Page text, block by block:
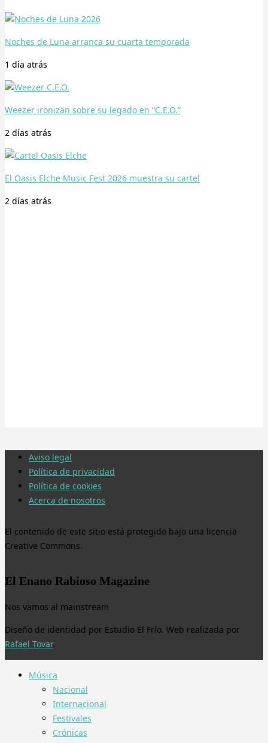
Noches de Luna arranca su cuarta temporada
1 día atrás
Weezer ironizan sobre su legado en “C.E.O.”
2 días atrás
El Oasis Elche Music Fest 2026 muestra su cartel
2 días atrás
Aviso legal
Política de privacidad
Política de cookies
Acerca de nosotros
El contenido de este sitio está protegido bajo una licencia
Creative Commons.
El Enano Rabioso Magazine
Nos vamos al mainstream
Diseño de identidad por Estudio El Frío. Web realizada por
Rafael Tovar.
Música
Nacional
Internacional
Festivales
Crónicas